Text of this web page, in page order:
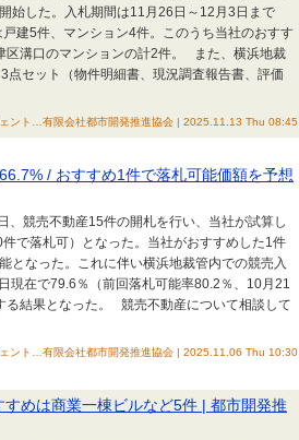
始した。入札期間は11月26日～12月3日まで
建5件、マンション4件。このうち当社のおすす
区溝口のマンションの計2件。 また、横浜地裁
セット（物件明細書、現況調査報告書、評価
ント…有限会社都市開発推進協会 | 2025.11.13 Thu 08:45
/ おすすめ1件で落札可能価額を予想
競売不動産15件の開札を行い、当社が試算し
で落札可）となった。当社がおすすめした1件
となった。これに伴い横浜地裁管内での競売入
現在で79.6％（前回落札可能率80.2％、10月21
る結果となった。 競売不動産について相談して
ント…有限会社都市開発推進協会 | 2025.11.06 Thu 10:30
めは商業一棟ビルなど5件 | 都市開発推